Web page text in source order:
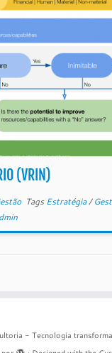
(VRIN)
Tags Estratégia/
- Tecnologia